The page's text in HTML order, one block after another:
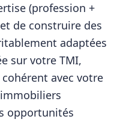
(profession +
de construire des
adaptées
sur votre TMI,
avec votre
opportunités